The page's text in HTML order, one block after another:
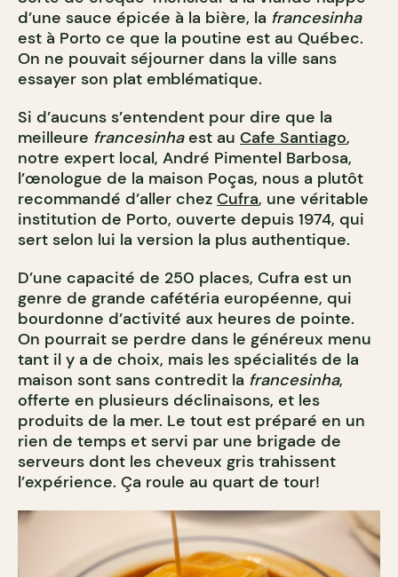
d’une sauce épicée à la bière, la francesinha
est à Porto ce que la poutine est au Québec.
On ne pouvait séjourner dans la ville sans
essayer son plat emblématique.
Si d’aucuns s’entendent pour dire que la
meilleure francesinhaest au Cafe Santiago,
notre expert local, André Pimentel Barbosa,
l’œnologue de la maison Poças, nous a plutôt
recommandé d’aller chez Cufra, une véritable
institution de Porto, ouverte depuis 1974, qui
sert selon lui la version la plus authentique.
D’une capacité de 250 places, Cufra est un
genre de grande cafétéria européenne, qui
bourdonne d’activité aux heures de pointe.
On pourrait se perdre dans le généreux menu
tant il y a de choix, mais les spécialités de la
maison sont sans contredit la francesinha,
offerte en plusieurs déclinaisons, et les
produits de la mer. Le tout est préparé en un
rien de temps et servi par une brigade de
serveurs dont les cheveux gris trahissent
l’expérience. Ça roule au quart de tour!